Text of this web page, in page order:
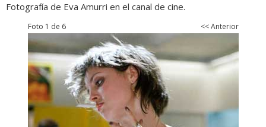
Fotografía de Eva Amurri en el canal de cine.
Foto 1 de 6 << Anterior